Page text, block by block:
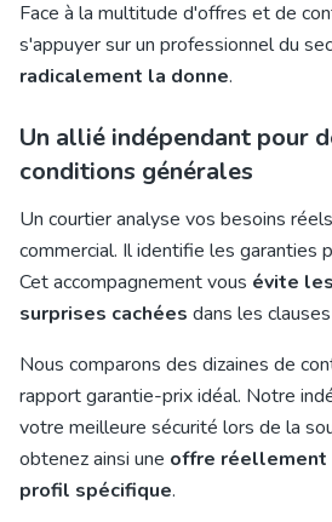
Face à la multitude d'offres et de
s'appuyer sur un professionnel du
radicalement la donne.
Un allié indépendant pour
conditions générales
Un courtier analyse vos besoins
commercial. Il identifie les garanties
Cet accompagnement vous évite
surprises cachées dans les
Nous comparons des dizaines de
rapport garantie-prix idéal. Notre
votre meilleure sécurité lors de la
obtenez ainsi une offre réellement
profil spécifique.